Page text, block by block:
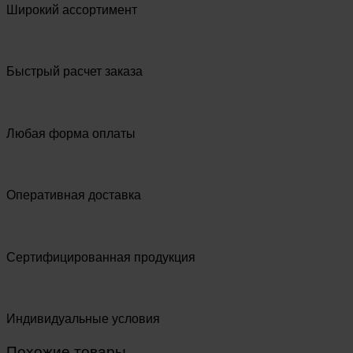
Широкий ассортимент
Быстрый расчет заказа
Любая форма оплаты
Оперативная доставка
Сертифицированная продукция
Индивидуальные условия